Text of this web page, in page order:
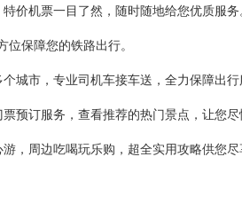
价机票一目了然，随时随地给您优质服务
保障您的铁路出行。
城市，专业司机车接车送，全力保障出行
预订服务，查看推荐的热门景点，让您尽
，周边吃喝玩乐购，超全实用攻略供您尽